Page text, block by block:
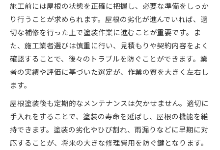
施工前には屋根の状態を正確に把握し、必要な準備をしっか
り行うことが求められます。屋根の劣化が進んでいれば、適
切な補修を行った上で塗装作業に進むことが重要です。ま
た、施工業者選びは慎重に行い、見積もりや契約内容をよく
確認することで、後々のトラブルを防ぐことができます。業
者の実績や評価に基づいた選定が、作業の質を大きく左右し
ます。
屋根塗装後も定期的なメンテナンスは欠かせません。適切に
手入れをすることで、塗装の寿命を延ばし、屋根の機能を維
持できます。塗装の劣化やひび割れ、雨漏りなどに早期に対
応することが、将来の大きな修理費用を防ぐ鍵となります。